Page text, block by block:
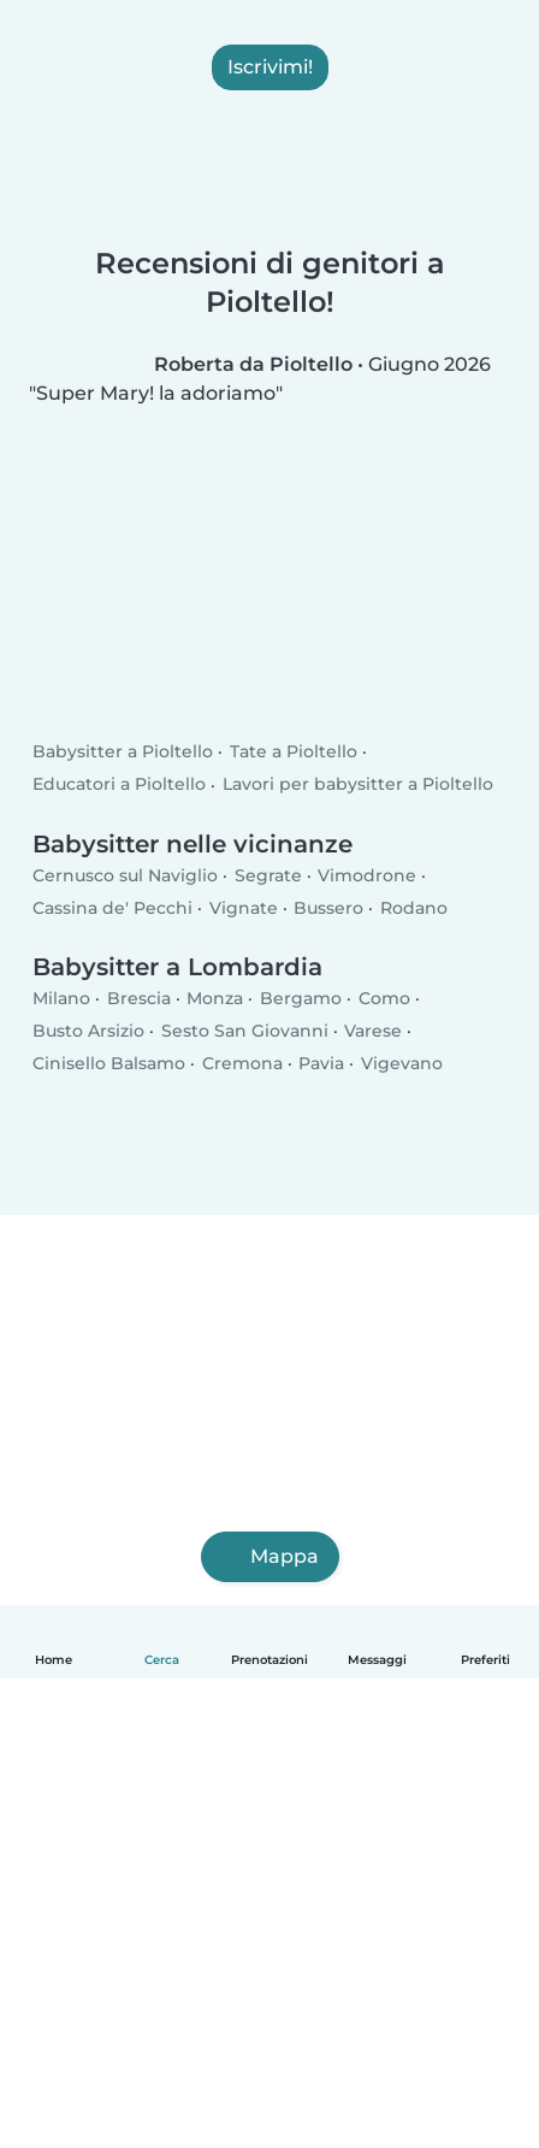
Home Cerca Prenotazioni Messaggi Preferiti
Iscrivimi!
Recensioni di genitori a
Pioltello!
Roberta da Pioltello • Giugno 2026
Super Mary! la adoriamo
Babysitter a Pioltello
Tate a Pioltello
Educatori a Pioltello
Lavori per babysitter a Pioltello
Babysitter nelle vicinanze
Cernusco sul Naviglio Segrate
Vimodrone
Cassina de' Pecchi
Vignate Bussero Rodano
Babysitter a Lombardia
Milano Brescia Monza Bergamo
Como
Busto Arsizio
Sesto San Giovanni
Varese
Cinisello Balsamo
Cremona Pavia Vigevano
Mappa